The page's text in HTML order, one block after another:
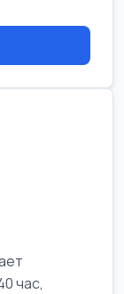
час,